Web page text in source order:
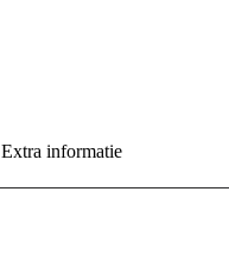
Extra informatie